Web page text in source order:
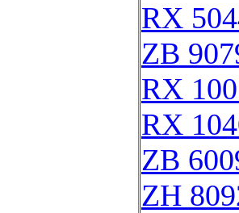
RX
ZB
RX
RX
ZB
ZH